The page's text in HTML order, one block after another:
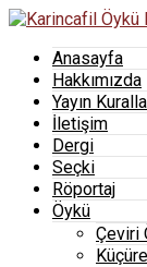
Anasayfa
Hakkımızda
Yayın
İletişim
Dergi
Seçki
Röportaj
Öykü
Çeviri